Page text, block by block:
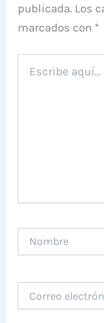
publicada. Los
marcados con *
aquí...
electrónico